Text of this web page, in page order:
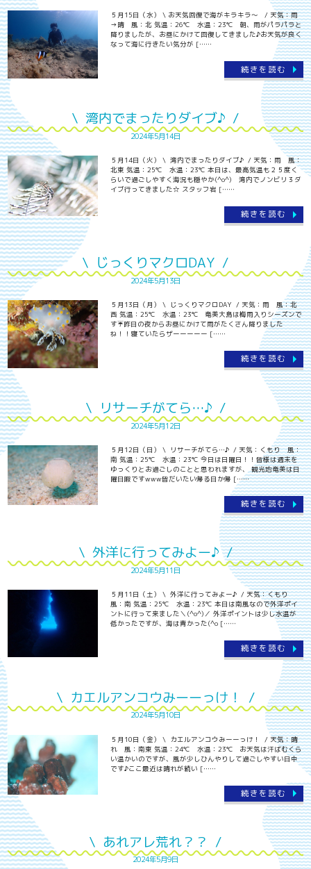
５月15日（水） \ お天気回復で海がキラキラ～ / 天気：雨
→晴 風：北 気温：26℃ 水温：23℃ 朝、雨がパラパラと
降りましたが、お昼にかけて回復してきました♪お天気が良く
なって海に行きたい気分が [……
続きを読む
\ 湾内でまったりダイブ♪ /
2024年5月14日
５月14日（火） \ 湾内でまったりダイブ♪ / 天気：雨 風：
北東 気温：25℃ 水温：23℃ 本日は、最高気温も２５度く
らいで過ごしやすく海況も穏やか(^o^) 湾内でノンビリ３ダ
イブ行ってきました☆ スタッフ岩 [……
続きを読む
\ じっくりマクロDAY /
2024年5月13日
５月13日（月） \ じっくりマクロDAY / 天気：雨 風：北
西 気温：25℃ 水温：23℃ 奄美大島は梅雨入りシーズンで
す☔昨日の夜からお昼にかけて雨がたくさん降りました
ね！！寝ていたらザーーーーー [……
続きを読む
\ リサーチがてら…♪ /
2024年5月12日
５月12日（日） \ リサーチがてら…♪ / 天気：くもり 風：
南 気温：25℃ 水温：23℃ 今日は日曜日！！皆様は週末を
ゆっくりとお過ごしのことと思われますが、 観光地奄美は日
曜日暇ですwww皆だいたい帰る日か帰 [……
続きを読む
\ 外洋に行ってみよー♪ /
2024年5月11日
５月11日（土） \ 外洋に行ってみよー♪ / 天気：くもり
風：南 気温：25℃ 水温：23℃ 本日は南風なので外洋ポイ
ントに行って来ました＼(^o^)／ 外洋ポイントは少し水温が
低かったですが、海は青かった(^o [……
続きを読む
\ カエルアンコウみーーっけ！ /
2024年5月10日
５月10日（金） \ カエルアンコウみーーっけ！ / 天気：晴
れ 風：南東 気温：24℃ 水温：23℃ お天気は汗ばむくら
い温かいのですが、風が少しひんやりして過ごしやすい日中
です♪ここ最近は晴れが続い [……
続きを読む
\ あれアレ荒れ？？ /
2024年5月9日